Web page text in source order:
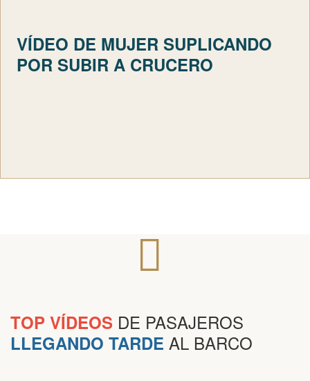
VÍDEO DE MUJER SUPLICANDO
POR SUBIR A CRUCERO
TOP VÍDEOS DE PASAJEROS
LLEGANDO TARDE AL BARCO